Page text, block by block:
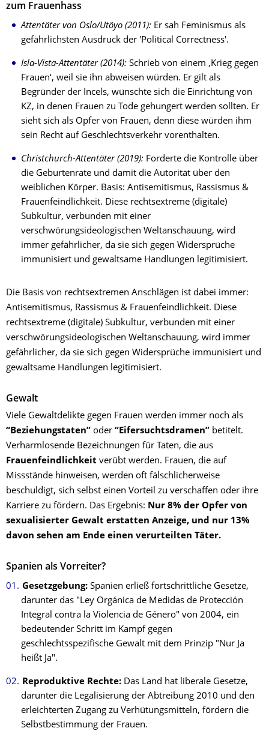
zum Frauenhass
Attentäter von Oslo/Utöyo (2011): Er sah Feminismus als
gefährlichsten Ausdruck der 'Political Correctness'.
Isla-Vista-Attentäter (2014): Schrieb von einem ‚Krieg gegen
Frauen‘, weil sie ihn abweisen würden. Er gilt als
Begründer der Incels, wünschte sich die Einrichtung von
KZ, in denen Frauen zu Tode gehungert werden sollten. Er
sieht sich als Opfer von Frauen, denn diese würden ihm
sein Recht auf Geschlechtsverkehr vorenthalten.
Christchurch-Attentäter (2019): Forderte die Kontrolle über
die Geburtenrate und damit die Autorität über den
weiblichen Körper. Basis: Antisemitismus, Rassismus &
Frauenfeindlichkeit. Diese rechtsextreme (digitale)
Subkultur, verbunden mit einer
verschwörungsideologischen Weltanschauung, wird
immer gefährlicher, da sie sich gegen Widersprüche
immunisiert und gewaltsame Handlungen legitimisiert.
Die Basis von rechtsextremen Anschlägen ist dabei immer:
Antisemitismus, Rassismus & Frauenfeindlichkeit. Diese
rechtsextreme (digitale) Subkultur, verbunden mit einer
verschwörungsideologischen Weltanschauung, wird immer
gefährlicher, da sie sich gegen Widersprüche immunisiert und
gewaltsame Handlungen legitimisiert.
Gewalt
Viele Gewaltdelikte gegen Frauen werden immer noch als
“ Beziehungstaten” oder “Eifersuchtsdramen” betitelt.
Verharmlosende Bezeichnungen für Taten, die aus
Frauenfeindlichkeit verübt werden. Frauen, die auf
Missstände hinweisen, werden oft fälschlicherweise
beschuldigt, sich selbst einen Vorteil zu verschaffen oder ihre
Karriere zu fördern. Das Ergebnis: Nur 8% der Opfer von
sexualisierter Gewalt erstatten Anzeige, und nur 13%
davon sehen am Ende einen verurteilten Täter.
Spanien als Vorreiter?
Gesetzgebung: Spanien erließ fortschrittliche Gesetze,
darunter das "Ley Orgánica de Medidas de Protección
Integral contra la Violencia de Género" von 2004, ein
bedeutender Schritt im Kampf gegen
geschlechtsspezifische Gewalt mit dem Prinzip "Nur Ja
heißt Ja".
Reproduktive Rechte: Das Land hat liberale Gesetze,
darunter die Legalisierung der Abtreibung 2010 und den
erleichterten Zugang zu Verhütungsmitteln, fördern die
Selbstbestimmung der Frauen.